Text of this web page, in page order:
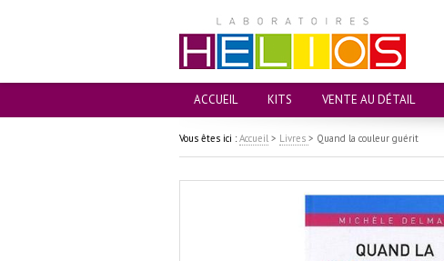
ACCUEIL KITS VENTE AU DÉTAIL
Vous êtes ici :Accueil > Livres > Quand la couleur guérit